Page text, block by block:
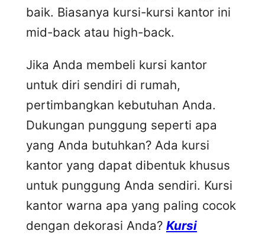
baik. Biasanya kursi-kursi kantor ini
mid-back atau high-back.
Jika Anda membeli kursi kantor
untuk diri sendiri di rumah,
pertimbangkan kebutuhan Anda.
Dukungan punggung seperti apa
yang Anda butuhkan? Ada kursi
kantor yang dapat dibentuk khusus
untuk punggung Anda sendiri. Kursi
kantor warna apa yang paling cocok
dengan dekorasi Anda? Kursi